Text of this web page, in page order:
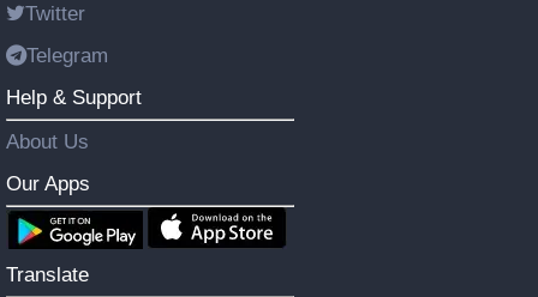
Twitter
Telegram
Help & Support
About Us
Our Apps
Translate